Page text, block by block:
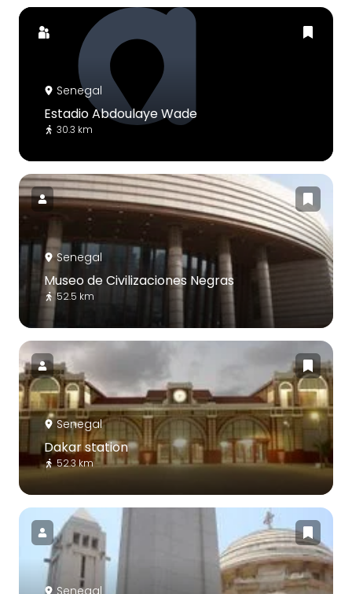
Senegal
Estadio Abdoulaye Wade
30.3 km
Senegal
Museo de Civilizaciones Negras
52.5 km
Senegal
Dakar station
52.3 km